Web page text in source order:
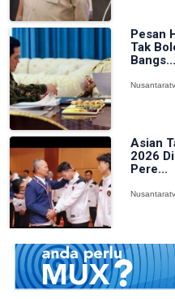
Pesan
Tak
Bangs...
Asian
2026
Pere...